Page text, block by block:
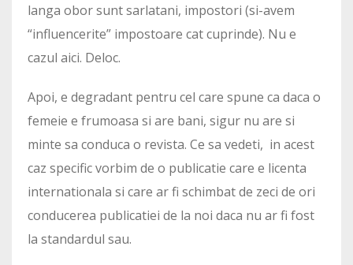
langa obor sunt sarlatani, impostori (si-avem
“influencerite” impostoare cat cuprinde). Nu e
cazul aici. Deloc.
Apoi, e degradant pentru cel care spune ca daca o
femeie e frumoasa si are bani, sigur nu are si
minte sa conduca o revista. Ce sa vedeti, in acest
caz specific vorbim de o publicatie care e licenta
internationala si care ar fi schimbat de zeci de ori
conducerea publicatiei de la noi daca nu ar fi fost
la standardul sau.